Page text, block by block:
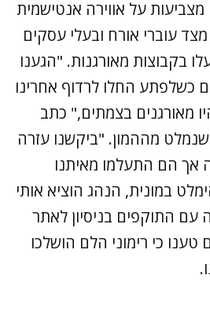
על אווירה אנטישמית
עוברי אורח ובעלי עסקים
בקבוצות מאורגנות. "הגענו
כשלפתע החלו לרדוף אחרינו
מאורגנים בצמתים," כתב
מההמון. "ביקשנו עזרה
אך הם התעלמו מאיתנו
במונית, הנהג הוציא אותי
עם התוקפים בניסיון לאתר
טענו כי רימוני הלם הושלכו